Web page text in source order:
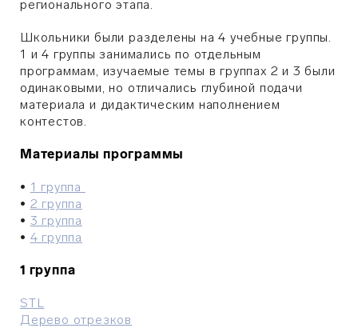
регионального этапа.
Школьники были разделены на 4 учебные группы.
1 и 4 группы занимались по отдельным
программам, изучаемые темы в группах 2 и 3 были
одинаковыми, но отличались глубиной подачи
материала и дидактическим наполнением
контестов.
Материалы программы
• 1 группа
• 2 группа
• 3 группа
• 4 группа
1 группа
STL
Дерево отрезков